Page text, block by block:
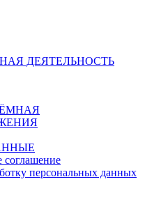
ДЕЯТЕЛЬНОСТЬ
соглашение
персональных данных